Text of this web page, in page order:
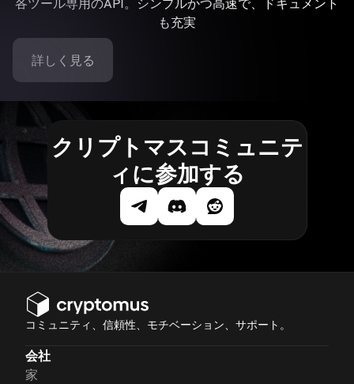
各ツール専用のAPI。シンプルかつ高速で、ドキュメント
も充実
詳しく見る
クリプトマスコミュニテ
ィに参加する
コミュニティ、信頼性、モチベーション、サポート。
会社
家